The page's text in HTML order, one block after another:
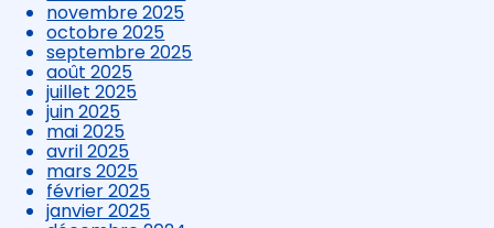
novembre 2025
octobre 2025
septembre 2025
août 2025
juillet 2025
juin 2025
mai 2025
avril 2025
mars 2025
février 2025
janvier 2025